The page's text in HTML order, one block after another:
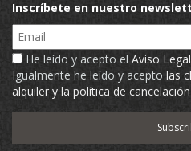
Inscríbete en nuestro
Email
He leído y acepto el Aviso Legal
Igualmente he leído y acepto las
alquiler y la política de cancelación